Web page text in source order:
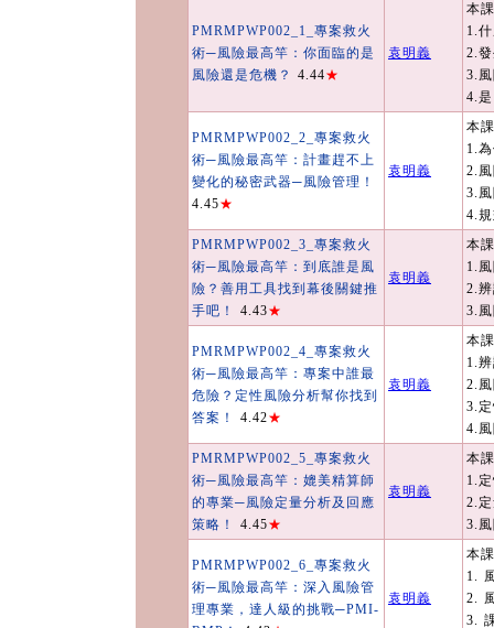
PMRMPWP002_1_專案救火
術─風險最高竿：你面臨的是
風險還是危機？
4.44★
袁明義
本
1.
2.
3.
4.
PMRMPWP002_2_專案救火
術─風險最高竿：計畫趕不上
變化的秘密武器─風險管理！
4.45★
袁明義
本
1.
2.
3.
4.
PMRMPWP002_3_專案救火
術─風險最高竿：到底誰是風
險？善用工具找到幕後關鍵推
手吧！ 4.43★
袁明義
本
1.
2.
3.
PMRMPWP002_4_專案救火
術─風險最高竿：專案中誰最
危險？定性風險分析幫你找到
答案！
4.42★
袁明義
本
1.
2.
3.
4.
PMRMPWP002_5_專案救火
術─風險最高竿：媲美精算師
的專業─風險定量分析及回應
策略！
4.45★
袁明義
本
1.
2.
3.
PMRMPWP002_6_專案救火
術─風險最高竿：深入風險管
理專業，達人級的挑戰─PMI-
袁明義
本
1.
2.
3.